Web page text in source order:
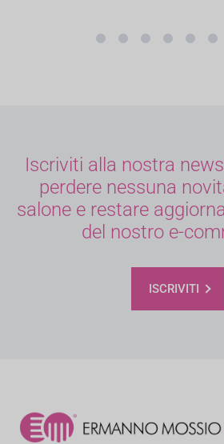
Iscriviti alla nostra
perdere nessuna
salone e restare
del nostro e-
ISCRIVITI